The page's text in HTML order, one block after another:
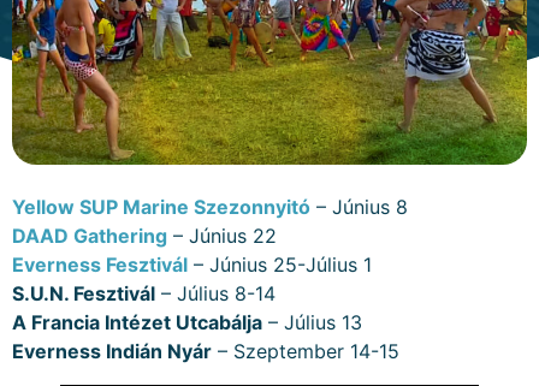
Yellow SUP Marine Szezonnyitó – Június 8
DAAD Gathering – Június 22
Everness Fesztivál – Június 25-Július 1
S.U.N. Fesztivál – Július 8-14
A Francia Intézet Utcabálja – Július 13
Everness Indián Nyár – Szeptember 14-15